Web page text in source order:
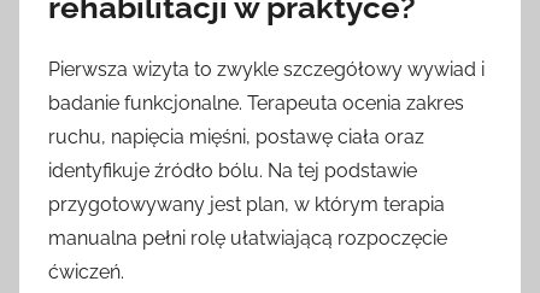
rehabilitacji w praktyce?
Pierwsza wizyta to zwykle szczegółowy wywiad i
badanie funkcjonalne. Terapeuta ocenia zakres
ruchu, napięcia mięśni, postawę ciała oraz
identyfikuje źródło bólu. Na tej podstawie
przygotowywany jest plan, w którym terapia
manualna pełni rolę ułatwiającą rozpoczęcie
ćwiczeń.